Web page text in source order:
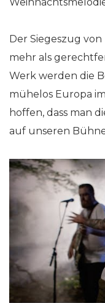
Der Siegeszug von
mehr als
Werk werden die
mühelos Europa
hoffen, dass man
auf unseren